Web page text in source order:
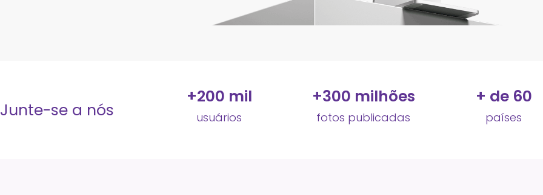
Junte-se a nós usuários
+200 mil
fotos publicadas
+300 milhões
países
+ de 60